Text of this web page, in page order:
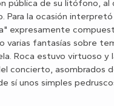
pública de su litófono, al
Para la ocasión
expresamente
varias fantasías sobre
Roca estuvo virtuoso y
concierto, asombrados
sí unos simples